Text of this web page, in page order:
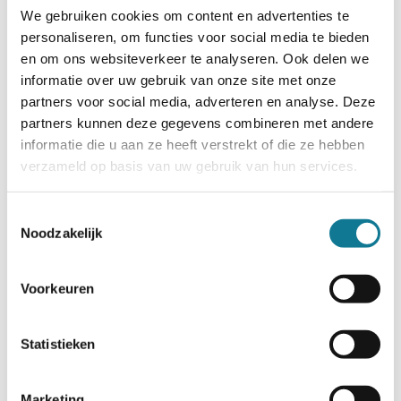
We gebruiken cookies om content en advertenties te
personaliseren, om functies voor social media te bieden
en om ons websiteverkeer te analyseren. Ook delen we
informatie over uw gebruik van onze site met onze
partners voor social media, adverteren en analyse. Deze
partners kunnen deze gegevens combineren met andere
informatie die u aan ze heeft verstrekt of die ze hebben
verzameld op basis van uw gebruik van hun services.
Noodzakelijk
Voorkeuren
Statistieken
projecten vertraging opliepen”, aldus Martens.
Van de Luijtgaarden voegt daaraan toe: “Er wordt bij
conflicten vaak alles uit de kast gehaald, zonder na te
gaan: waarom zitten we hier nu eigenlijk, wat willen
we? Hoe kunnen we er nu zo goed mogelijk uitkomen
met inachtneming van ieders belang? Natuurlijk heb je
daar juridische middelen bij nodig, maar soms zul je
ook een strategische zet moeten doen, door
bijvoorbeeld HR in te zetten of heb je misschien
andere hulpverleners nodig dan juristen.”
Volgens Martens bieden conscious contracting en
preventive law goede instrumenten om ervoor te
kan aandienen, hebben gevonden in een oplossing.
om te voorkomen dat er een geschil komt. Dat maakt